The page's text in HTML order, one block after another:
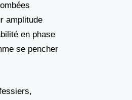
amplitude
en phase
se pencher